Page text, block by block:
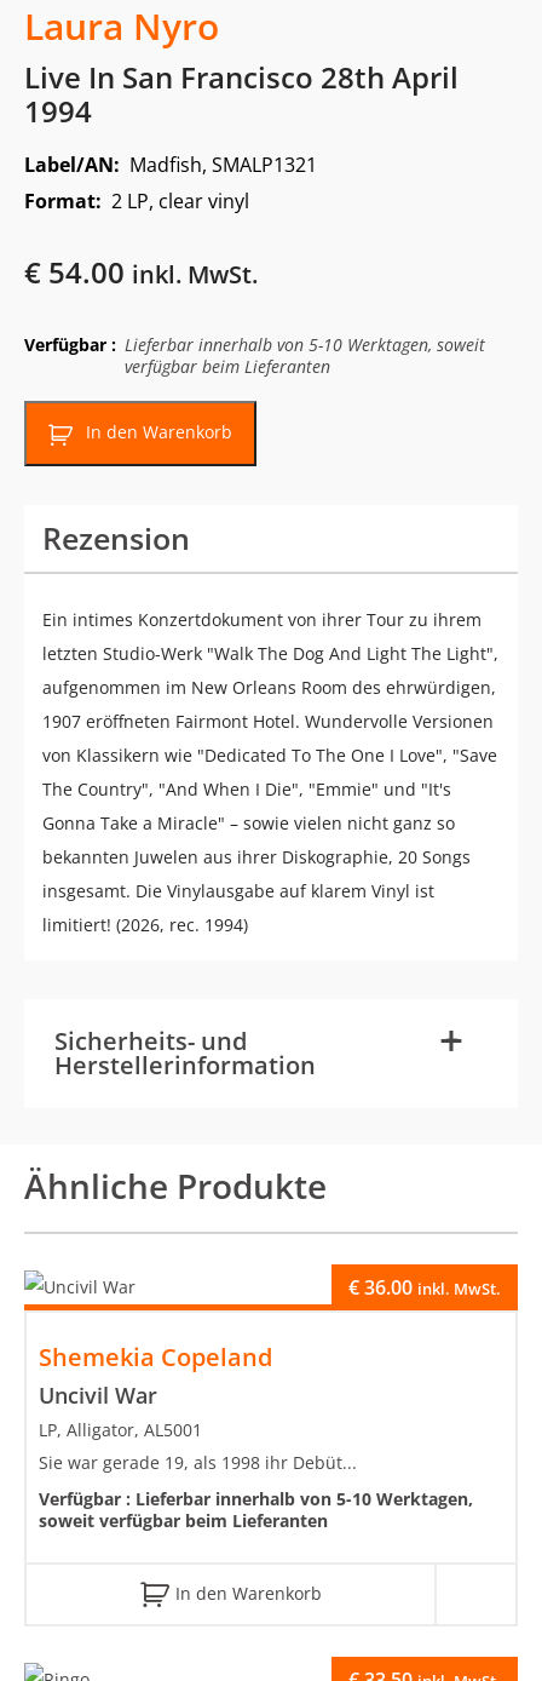
Laura Nyro
Live In San Francisco 28th April
1994
Label/AN: Madfish, SMALP1321
Format: 2 LP, clear vinyl
€ 54.00 inkl. MwSt.
Verfügbar : Lieferbar innerhalb von 5-10 Werktagen, soweit
verfügbar beim Lieferanten
In den Warenkorb
Rezension
Ein intimes Konzertdokument von ihrer Tour zu ihrem
letzten Studio-Werk "Walk The Dog And Light The Light",
aufgenommen im New Orleans Room des ehrwürdigen,
1907 eröffneten Fairmont Hotel. Wundervolle Versionen
von Klassikern wie "Dedicated To The One I Love", "Save
The Country", "And When I Die", "Emmie" und "It's
Gonna Take a Miracle" – sowie vielen nicht ganz so
bekannten Juwelen aus ihrer Diskographie, 20 Songs
insgesamt. Die Vinylausgabe auf klarem Vinyl ist
limitiert! (2026, rec. 1994)
Sicherheits- und
Herstellerinformation +
-
Ähnliche Produkte
Shemekia Copeland
Uncivil War
€36.00 inkl. MwSt.
LP, Alligator, AL5001
Sie war gerade 19, als 1998 ihr Debüt...
Verfügbar : Lieferbar innerhalb von 5-10 Werktagen,
soweit verfügbar beim Lieferanten
In den Warenkorb